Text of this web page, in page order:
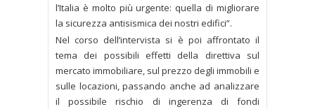
l’Italia è molto più urgente: quella di migliorare
la sicurezza antisismica dei nostri edifici”.
Nel corso dell’intervista si è poi affrontato il
tema dei possibili effetti della direttiva sul
mercato immobiliare, sul prezzo degli immobili e
sulle locazioni, passando anche ad analizzare
il possibile rischio di ingerenza di fondi